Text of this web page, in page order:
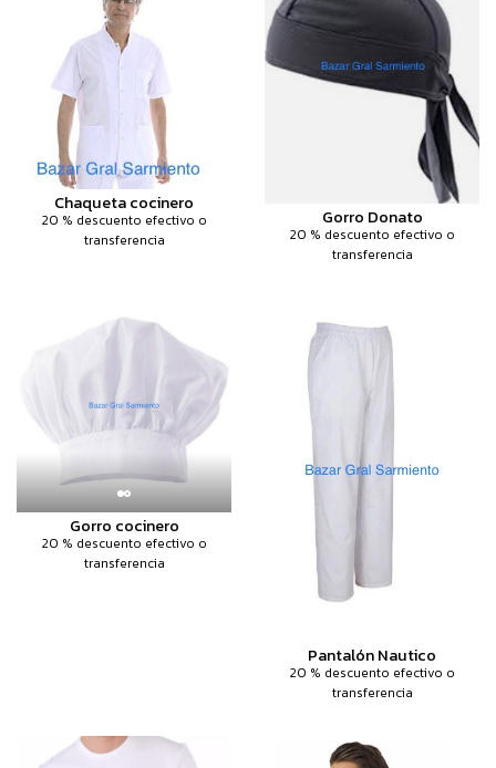
Chaqueta cocinero
20 % descuento efectivo o
transferencia
Gorro Donato
20 % descuento efectivo o
transferencia
Gorro cocinero
20 % descuento efectivo o
transferencia
Pantalón Nautico
20 % descuento efectivo o
transferencia